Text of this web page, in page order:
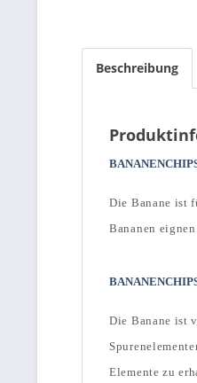
Beschreibung
Die Banane ist
Bananen
Die Banane ist
Elemente zu